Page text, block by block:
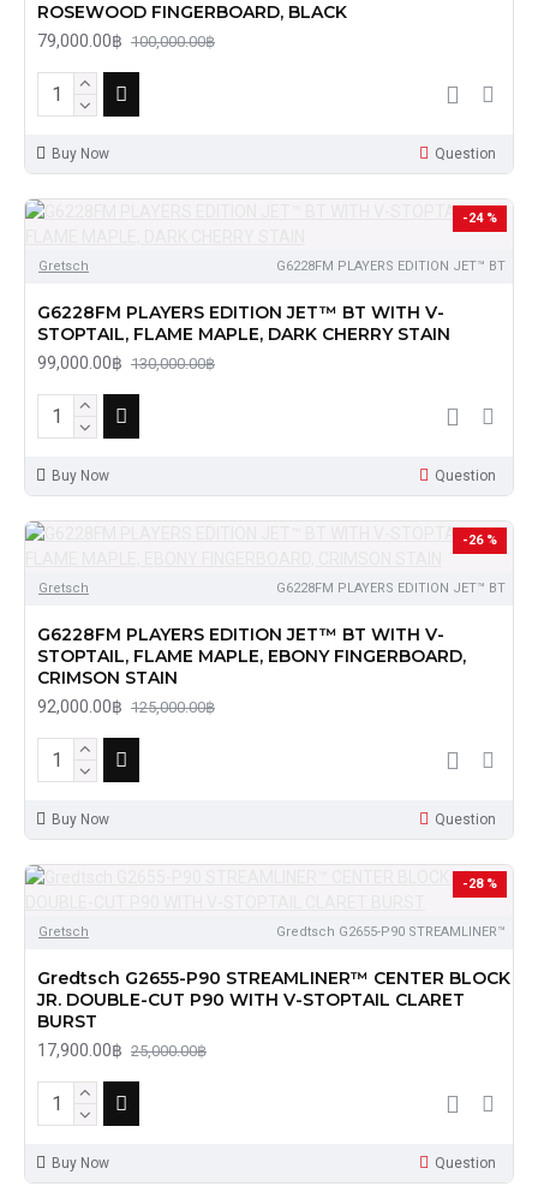
ROSEWOOD FINGERBOARD, BLACK
79,000.00฿ 100,000.00฿
Buy Now Question
-24 %
Gretsch G6228FM PLAYERS EDITION JET™ BT
G6228FM PLAYERS EDITION JET™ BT WITH V-
STOPTAIL, FLAME MAPLE, DARK CHERRY STAIN
99,000.00฿ 130,000.00฿
Buy Now Question
-26 %
Gretsch G6228FM PLAYERS EDITION JET™ BT
G6228FM PLAYERS EDITION JET™ BT WITH V-
STOPTAIL, FLAME MAPLE, EBONY FINGERBOARD,
CRIMSON STAIN
92,000.00฿ 125,000.00฿
Buy Now Question
-28 %
Gretsch Gredtsch G2655-P90 STREAMLINER™
Gredtsch G2655-P90 STREAMLINER™ CENTER BLOCK
JR. DOUBLE-CUT P90 WITH V-STOPTAIL CLARET
BURST
17,900.00฿ 25,000.00฿
Buy Now Question